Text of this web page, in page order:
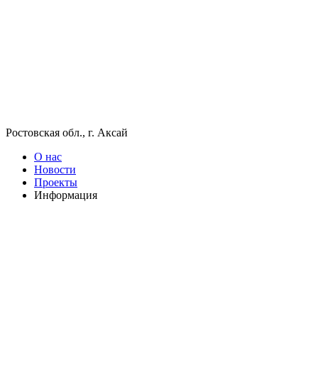
Ростовская обл., г. Аксай
О нас
Новости
Проекты
Информация